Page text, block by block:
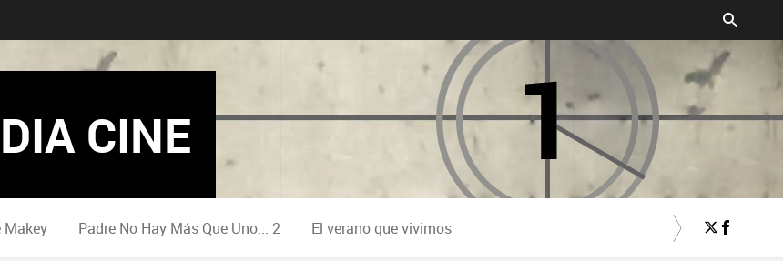
CINE
Makey Padre No Hay Más Que Uno... 2 El verano que vivimos